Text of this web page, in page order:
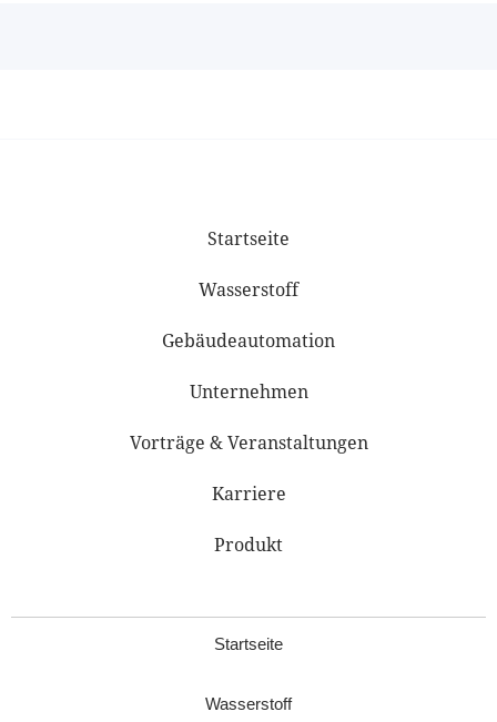
Startseite
Wasserstoff
Gebäudeautomation
Unternehmen
Vorträge & Veranstaltungen
Karriere
Produkt
Startseite
Wasserstoff